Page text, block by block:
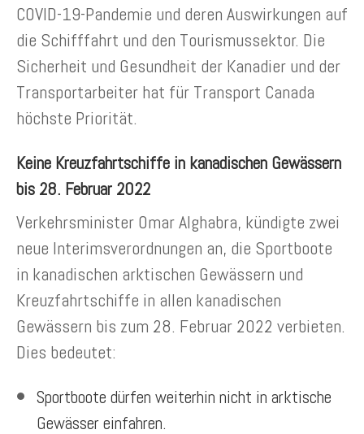
COVID-19-Pandemie und deren Auswirkungen auf
die Schifffahrt und den Tourismussektor. Die
Sicherheit und Gesundheit der Kanadier und der
Transportarbeiter hat für Transport Canada
höchste Priorität.
Keine Kreuzfahrtschiffe in kanadischen Gewässern
bis 28. Februar 2022
Verkehrsminister Omar Alghabra, kündigte zwei
neue Interimsverordnungen an, die Sportboote
in kanadischen arktischen Gewässern und
Kreuzfahrtschiffe in allen kanadischen
Gewässern bis zum 28. Februar 2022 verbieten.
Dies bedeutet:
Sportboote dürfen weiterhin nicht in arktische
Gewässer einfahren.